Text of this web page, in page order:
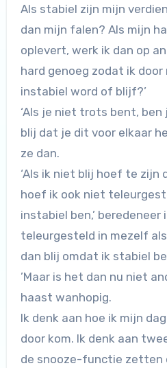
Als stabiel zijn mijn
dan mijn falen? Als mijn
oplevert, werk ik dan op
hard genoeg zodat ik door
instabiel word of blijf?’
‘Als je niet trots bent, ben
blij dat je dit voor elkaar
ze dan.
‘Als ik niet blij hoef te zijn
hoef ik ook niet
instabiel ben,’ beredeneer
teleurgesteld in mezelf
dan blij omdat ik stabiel
’Maar is het dan nu niet
haast wanhopig.
Ik denk aan hoe ik mijn
door kom. Ik denk aan
de snooze-functie zetten